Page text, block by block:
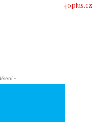
40plus.cz
-